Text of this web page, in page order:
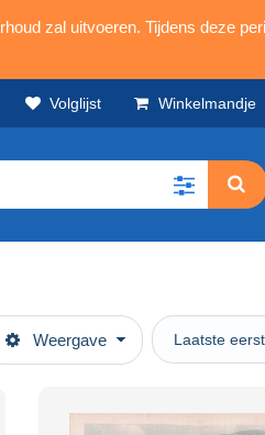
zal uitvoeren. Tijdens deze
Volglijst Winkelmandje
Weergave